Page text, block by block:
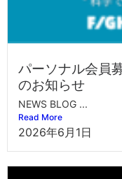
パーソナル会員
のお知らせ
NEWS BLOG ...
Read More
2026年6月1日